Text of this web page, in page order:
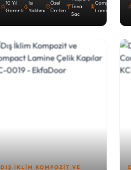
10 Yıl
Garanti
Isı
Yalıtımı
Özel
Üretim
Tava
Sac
Compact
Lamine
DIŞ İKLIM KOMPOZIT VE